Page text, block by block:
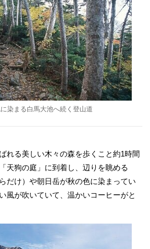
染まる白馬大池へ続く登山道
れる美しい木々の森を歩くこと約1時間
天狗の庭」に到着し、辺りを眺める
だけ）や朝日岳が秋の色に染まってい
風が吹いていて、温かいコーヒーがと